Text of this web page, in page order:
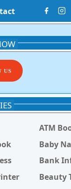
US
ATM
Baby
Bank
Beauty